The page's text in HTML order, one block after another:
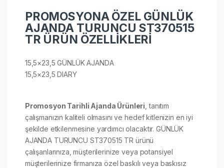
PROMOSYONA ÖZEL GÜNLÜK
AJANDA TURUNCU ST370515
TR ÜRÜN ÖZELLİKLERİ
15,5×23,5 GÜNLÜK AJANDA
15,5×23,5 DIARY
Promosyon Tarihli Ajanda Ürünleri , tanıtım
çalışmanızın kaliteli olmasını ve hedef kitlenizin en iyi
şekilde etkilenmesine yardımcı olacaktır. GÜNLÜK
AJANDA TURUNCU ST370515 TR ürünü
çalışanlarınıza, müşterilerinize veya potansiyel
müşterilerinize firmanıza özel baskılı veya baskısız